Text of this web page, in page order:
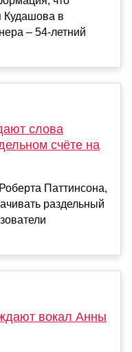
Кудашова в
– 54-летний
слова
счёте на
Паттинсона,
раздельный
вокал Анны